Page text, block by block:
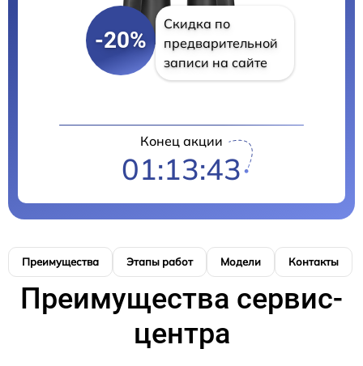
-20%
Скидка по
предварительной
записи на сайте
Конец акции
01:13:42
Преимущества Этапы работ Модели Контакты
Преимущества сервис-
центра